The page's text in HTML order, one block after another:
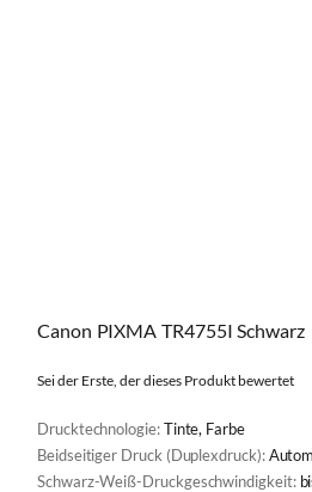
Canon PIXMA TR4755I Schwarz
Sei der Erste, der dieses Produkt bewertet
Drucktechnologie:Tinte, Farbe
Beidseitiger Druck (Duplexdruck):
Schwarz-Weiß-Druckgeschwindigkeit: